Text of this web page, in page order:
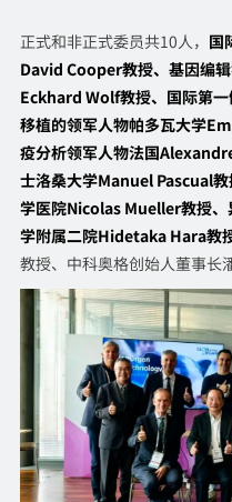
正式和非正式委员共10人， 国
David Cooper教授、基因编
Eckhard Wolf教授、国际第
移植的领军人物帕多瓦大学
疫分析领军人物法国
士洛桑大学Manuel Pascual
学医院Nicolas Mueller教授、
学附属二院Hidetaka Hara教
教授、中科奥格创始人董事长